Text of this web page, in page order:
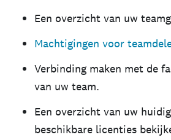
Een overzicht van uw
Machtigingen voor
Verbinding maken met de
van uw team.
Een overzicht van uw
beschikbare licenties